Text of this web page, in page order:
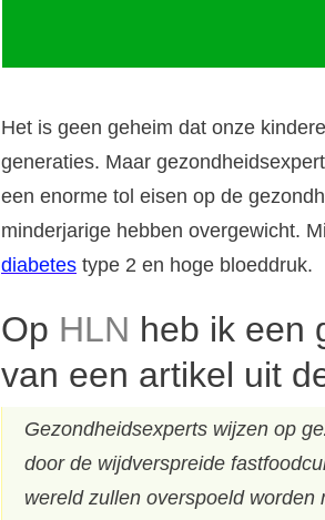
Het is geen geheim dat onze
generaties. Maar
een enorme tol eisen op de
minderjarige hebben overgewicht.
diabetes type 2 en hoge bloeddruk.
Op HLN heb ik een
van een artikel uit
Gezondheidsexperts wijzen op
door de wijdverspreide
wereld zullen overspoeld